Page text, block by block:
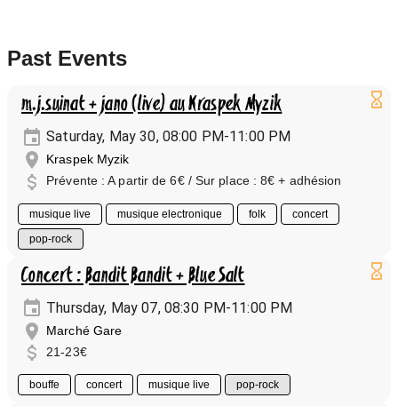
Past Events
m.j.suinat + jano (live) au Kraspek Myzik
Saturday, May 30, 08:00 PM-11:00 PM
Kraspek Myzik
Prévente : A partir de 6€ / Sur place : 8€ + adhésion
musique live musique electronique folk
concert
pop-rock
Concert : Bandit Bandit + Blue Salt
Thursday, May 07, 08:30 PM-11:00 PM
Marché Gare
21-23€
bouffe concert musique live pop-rock